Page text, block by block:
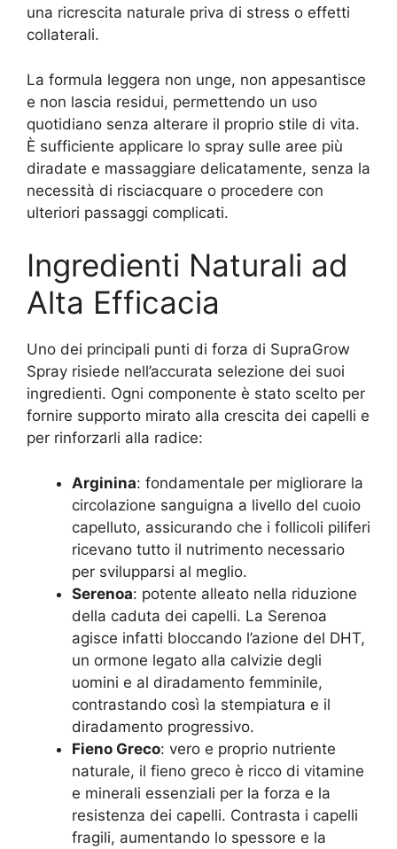
una ricrescita naturale priva di stress o effetti
collaterali.
La formula leggera non unge, non appesantisce
e non lascia residui, permettendo un uso
quotidiano senza alterare il proprio stile di vita.
È sufficiente applicare lo spray sulle aree più
diradate e massaggiare delicatamente, senza la
necessità di risciacquare o procedere con
ulteriori passaggi complicati.
Ingredienti Naturali ad
Alta Efficacia
Uno dei principali punti di forza di SupraGrow
Spray risiede nell’accurata selezione dei suoi
ingredienti. Ogni componente è stato scelto per
fornire supporto mirato alla crescita dei capelli e
per rinforzarli alla radice:
Arginina: fondamentale per migliorare la
circolazione sanguigna a livello del cuoio
capelluto, assicurando che i follicoli piliferi
ricevano tutto il nutrimento necessario
per svilupparsi al meglio.
Serenoa: potente alleato nella riduzione
della caduta dei capelli. La Serenoa
agisce infatti bloccando l’azione del DHT,
un ormone legato alla calvizie degli
uomini e al diradamento femminile,
contrastando così la stempiatura e il
diradamento progressivo.
Fieno Greco: vero e proprio nutriente
naturale, il fieno greco è ricco di vitamine
e minerali essenziali per la forza e la
resistenza dei capelli. Contrasta i capelli
fragili, aumentando lo spessore e la